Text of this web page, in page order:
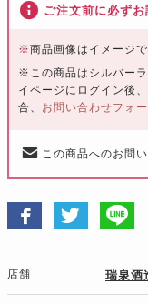
ご注文前に必ず
※商品画像はイメージで
※この商品はシルバー
イページにログイン後
合、 お問い合わせフォ
この商品へのお問
店舗 瑞泉酒